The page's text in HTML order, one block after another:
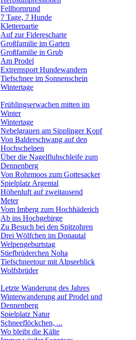
Fellhornrund
7 Tage, 7 Hunde
Kletterpartie
Auf zur Fiderescharte
Großfamilie im Garten
Großfamilie in Grub
Am Prodel
Extremsport Hundewandern
Tiefschnee im Sonnenschein
Wintertage
Frühlingserwachen mitten im
Winter
Wintertage
Nebelgrauen am Sipplinger Kopf
Von Balderschwang auf den
Hochschelpen
Über die Nagelfluhschleife zum
Dennenberg
Von Rohrmoos zum Gottesacker
Spielplatz Argental
Höhenluft auf zweitausend
Meter
Vom Imberg zum Hochhäderich
Ab ins Hochgebirge
Zu Besuch bei den Spitzohren
Drei Wölfchen im Donautal
Welpengeburtstag
Stiefbrüderchen Noha
Tiefschneetour mit Alpseeblick
Wolfsbrüder
Letzte Wanderung des Jahres
Winterwanderung auf Prodel und
Dennenberg
Spielplatz Natur
Schneeflöckchen, ...
Wo bleibt die Kälte